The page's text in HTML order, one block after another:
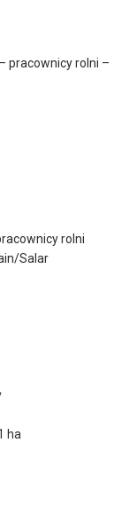
pracownicy rolni –
rolni
Salar
ha